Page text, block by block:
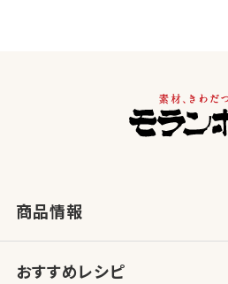
商品情報
おすすめレシピ